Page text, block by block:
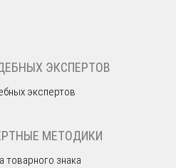
ЭКСПЕРТОВ
МЕТОДИКИ
товарного знака